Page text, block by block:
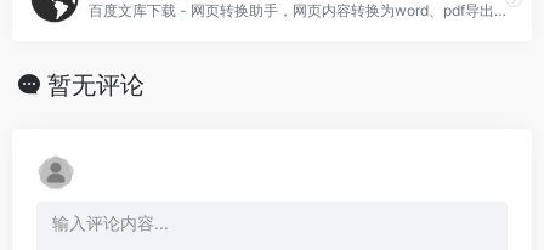
百度文库下载 - 网页转换助手，网页内容转换为word、pdf导出。
暂无评论